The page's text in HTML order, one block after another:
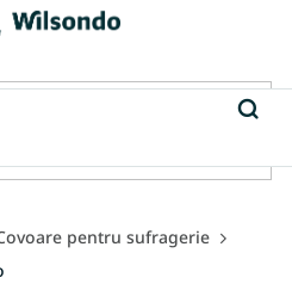
pentru sufragerie